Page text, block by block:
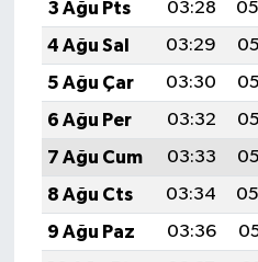
3 Ağu Pts
03:28
4 Ağu Sal
03:29
5 Ağu Çar
03:30
6 Ağu Per
03:32
7 Ağu Cum
03:33
8 Ağu Cts
03:34
9 Ağu Paz
03:36